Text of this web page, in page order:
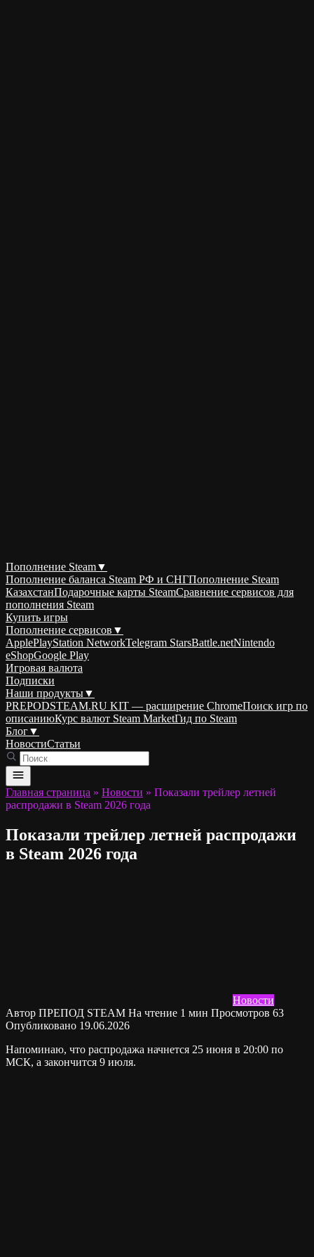
Пополнение Steam▼
Пополнение баланса Steam РФ и СНГПополнение Steam
КазахстанПодарочные карты SteamСравнение сервисов для
пополнения Steam
Купить игры
Пополнение сервисов ▼
ApplePlayStation NetworkTelegram StarsBattle.netNintendo
eShopGoogle Play
Игровая валюта
Подписки
Наши продукты▼
PREPODSTEAM.RU KIT — расширение ChromeПоиск игр по
описаниюКурс валют Steam MarketГид по Steam
Блог▼
НовостиСтатьи
Главная страница » Новости » Показали трейлер летней
распродажи в Steam 2026 года
Показали трейлер летней распродажи
в Steam 2026 года
Новости
Автор ПРЕПОД STEAM На чтение 1 мин Просмотров 63
Опубликовано 19.06.2026
Напоминаю, что распродажа начнется 25 июня в 20:00 по
МСК, а закончится 9 июля.